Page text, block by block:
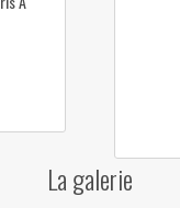
La galerie